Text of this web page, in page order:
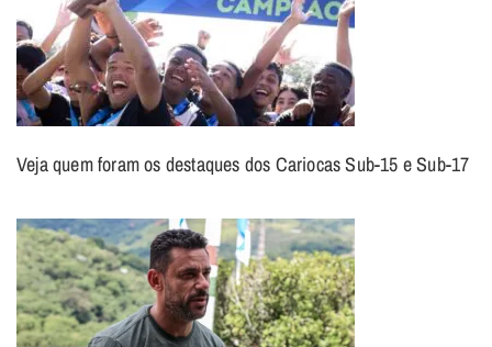
Veja quem foram os destaques dos Cariocas Sub-15 e Sub-17